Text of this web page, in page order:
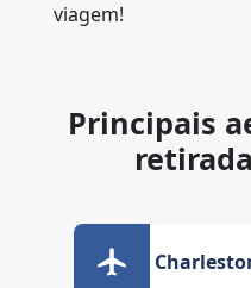
viagem!
Principais